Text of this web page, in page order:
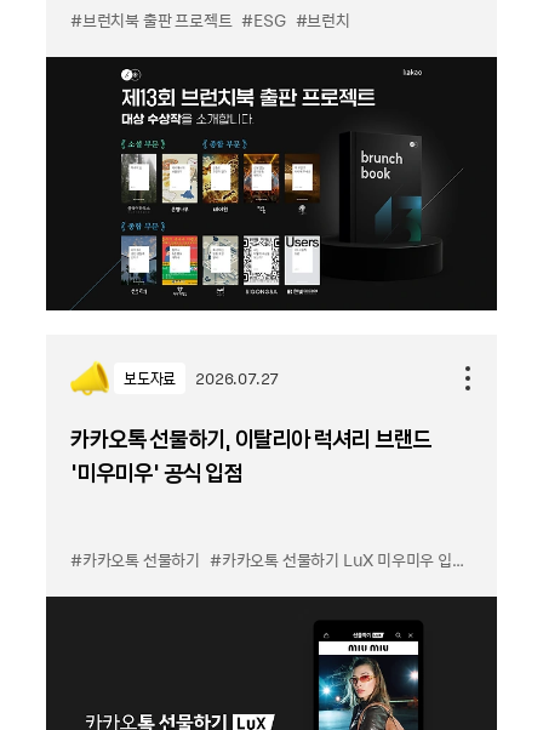
#브런치북 출판 프로젝트 #ESG #브런치
보도자료 2026.07.27
카카오톡 선물하기, 이탈리아 럭셔리 브랜드
'미우미우' 공식 입점
#카카오톡 선물하기 #카카오톡 선물하기 LuX 미우미우 입점